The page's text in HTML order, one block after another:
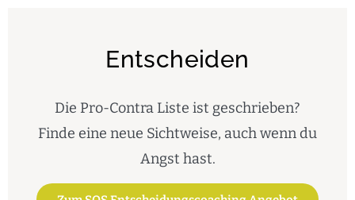
Entscheiden
Die Pro-Contra Liste ist geschrieben?
Finde eine neue Sichtweise, auch wenn du
Angst hast.